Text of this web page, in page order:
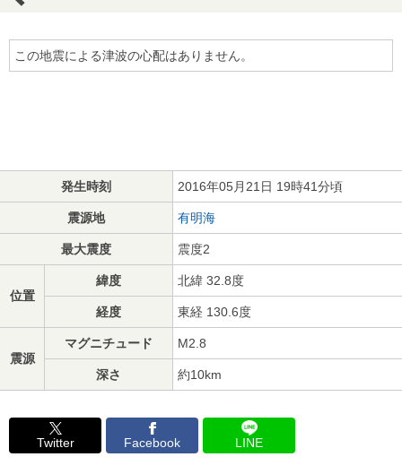
この地震による津波の心配はありません。
発生時刻 2016年05月21日 19時41分頃
震源地 有明海
最大震度 震度2
位置
緯度 北緯 32.8度
経度 東経 130.6度
震源
マグニチュード M2.8
深さ 約10km
Twitter Facebook LINE